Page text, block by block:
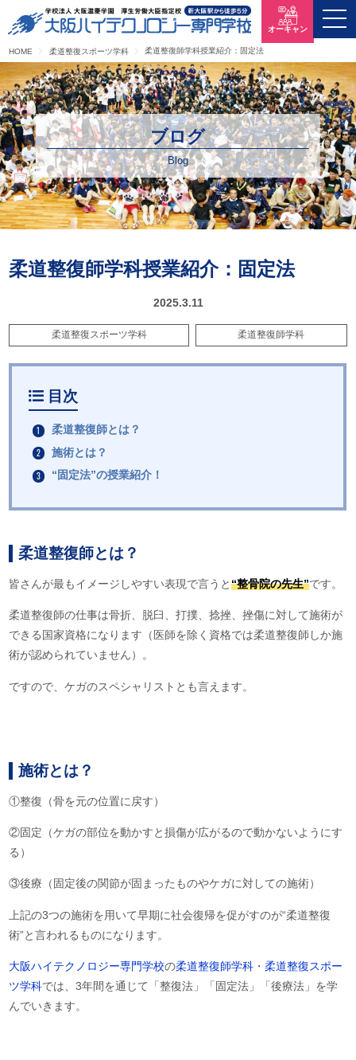
HOME 柔道整復スポーツ学科 柔道整復師学科授業紹介：固定法
オーキャン
ブログ
Blog
柔道整復師学科授業紹介：固定法
2025.3.11
柔道整復スポーツ学科 柔道整復師学科
目次
柔道整復師とは？
施術とは？
“固定法”の授業紹介！
柔道整復師とは？
皆さんが最もイメージしやすい表現で言うと“整骨院の先生”です。
柔道整復師の仕事は骨折、脱臼、打撲、捻挫、挫傷に対して施術が
できる国家資格になります（医師を除く資格では柔道整復師しか施
術が認められていません）。
ですので、ケガのスペシャリストとも言えます。
施術とは？
①整復（骨を元の位置に戻す）
②固定（ケガの部位を動かすと損傷が広がるので動かないようにす
る）
③後療（固定後の関節が固まったものやケガに対しての施術）
上記の3つの施術を用いて早期に社会復帰を促がすのが“柔道整復
術”と言われるものになります。
大阪ハイテクノロジー専門学校の柔道整復師学科 ・柔道整復スポー
ツ学科では、3年間を通じて「整復法」「固定法」「後療法」を学
んでいきます。